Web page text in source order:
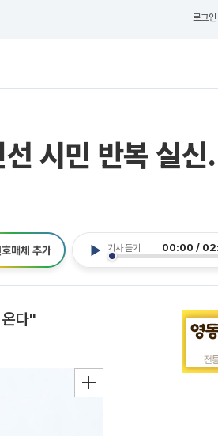
로그인
시민 반복 실
기사 듣기 00:00 /
매체 추가
다"